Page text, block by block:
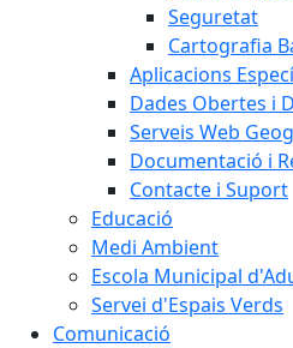
Seguretat
Cartografia
Aplicacions
Dades Obertes i
Serveis Web
Documentació i
Contacte i Suport
Educació
Medi Ambient
Escola Municipal
Servei d'Espais Verds
Comunicació